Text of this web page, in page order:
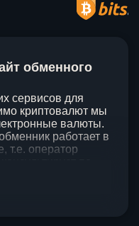
обменного
сервисов для
криптовалют мы
валюты.
работает в
т.е. оператор
проводить обмены